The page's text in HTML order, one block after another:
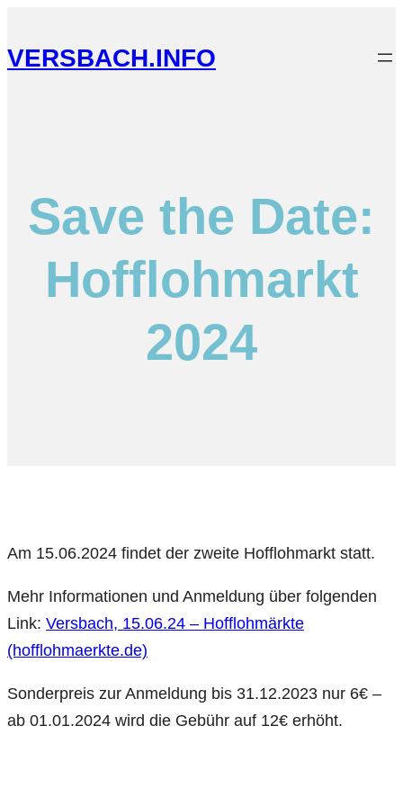
VERSBACH.INFO
Save the Date:
Hofflohmarkt
2024
Am 15.06.2024 findet der zweite Hofflohmarkt statt.
Mehr Informationen und Anmeldung über folgenden
Link: Versbach, 15.06.24 – Hofflohmärkte
(hofflohmaerkte.de)
Sonderpreis zur Anmeldung bis 31.12.2023 nur 6€ –
ab 01.01.2024 wird die Gebühr auf 12€ erhöht.